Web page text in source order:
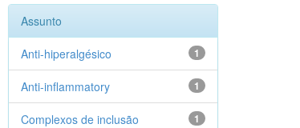
Assunto
1
Anti-hiperalgésico
1
Anti-inflammatory
1
Complexos de inclusão